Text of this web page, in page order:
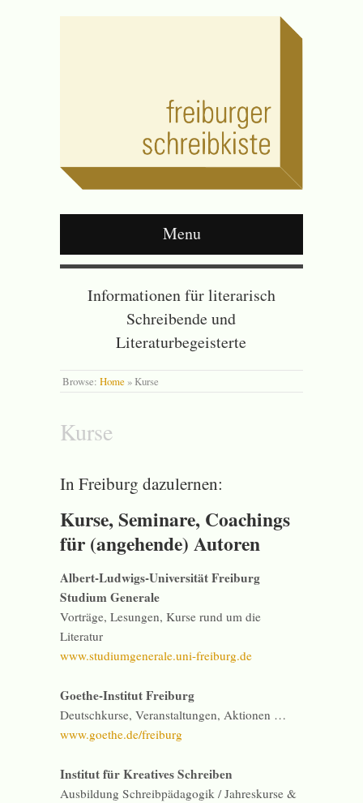
Menu
Informationen für literarisch
Schreibende und
Literaturbegeisterte
Browse: Home » Kurse
Kurse
In Freiburg dazulernen:
Kurse, Seminare, Coachings
für (angehende) Autoren
Albert-Ludwigs-Universität Freiburg
Studium Generale
Vorträge, Lesungen, Kurse rund um die
Literatur
www.studiumgenerale.uni-freiburg.de
Goethe-Institut Freiburg
Deutschkurse, Veranstaltungen, Aktionen …
www.goethe.de/freiburg
Institut für Kreatives Schreiben
Ausbildung Schreibpädagogik / Jahreskurse &